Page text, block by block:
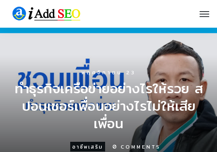
พฤศจิกายน 23
ทําธุรกิจเครือข่ายอย่างไรให้รวย ส
ปอนเซอร์เพื่อนอย่างไรไม่ให้เสีย
เพื่อน
อาชีพเสริม 0 COMMENTS